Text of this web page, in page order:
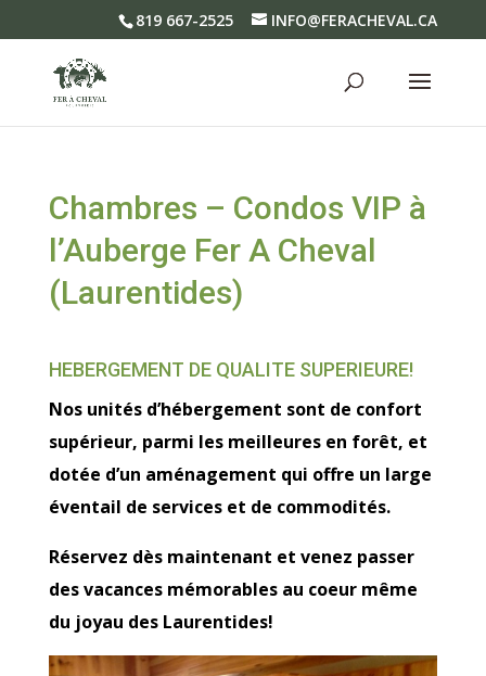
819 667-2525 INFO@FERACHEVAL.CA
Chambres – Condos VIP à
l’Auberge Fer A Cheval
(Laurentides)
HEBERGEMENT DE QUALITE SUPERIEURE!
Nos unités d’hébergement sont de confort
supérieur, parmi les meilleures en forêt, et
dotée d’un aménagement qui offre un large
éventail de services et de commodités.
Réservez dès maintenant et venez passer
des vacances mémorables au coeur même
du joyau des Laurentides!